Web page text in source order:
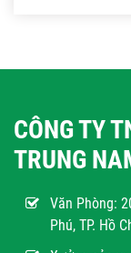
CÔNG TY
TRUNG
Văn Phòng:
Phú, TP. Hồ